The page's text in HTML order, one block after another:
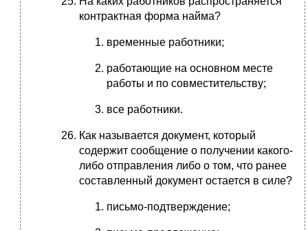
контрактная форма найма?
временные работники;
работающие на основном месте
работы и по совместительству;
все работники.
Как называется документ, который
содержит сообщение о получении какого-
либо отправления либо о том, что ранее
составленный документ остается в силе?
письмо-подтверждение;